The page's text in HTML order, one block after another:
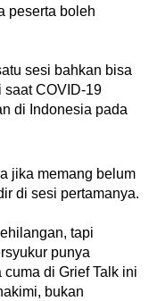
peserta boleh
sesi bahkan bisa
saat COVID-19
di Indonesia pada
jika memang belum
di sesi pertamanya.
tapi
punya
cuma di Grief Talk ini
bukan